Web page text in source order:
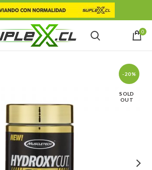
0
-20%
SOLD
OUT